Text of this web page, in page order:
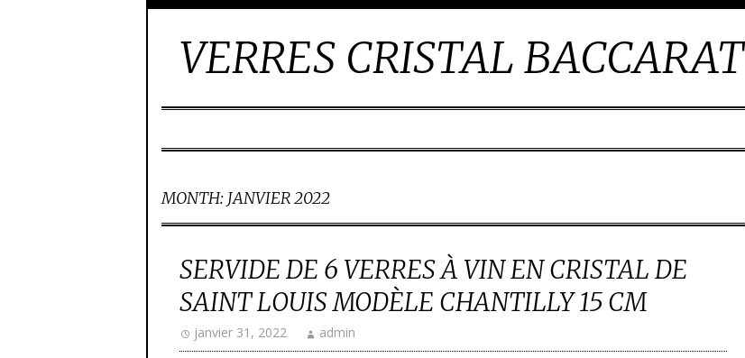
VERRES CRISTAL BACCARAT
MONTH: JANVIER 2022
SERVIDE DE 6 VERRES À VIN EN CRISTAL DE
SAINT LOUIS MODÈLE CHANTILLY 15 CM
janvier 31, 2022 admin